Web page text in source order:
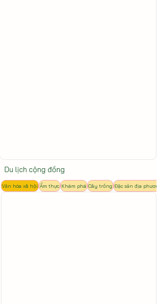
Du lịch cộng đồng
Văn hóa xã hội Ẩm thực Khám phá Cây trồng Đặc sản địa